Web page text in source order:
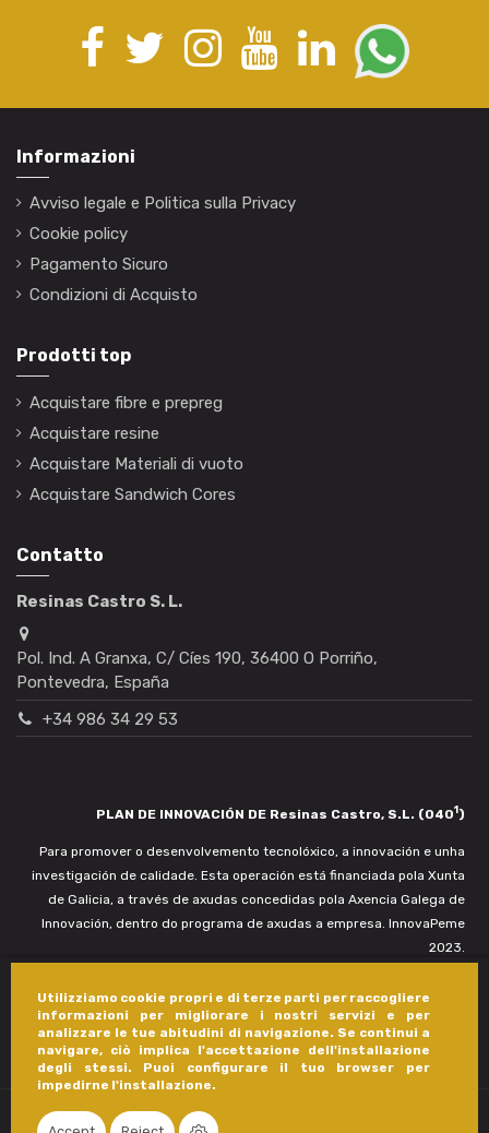
Utilizziamo cookie propri e di terze parti per raccogliere
informazioni per migliorare i nostri servizi e per
analizzare le tue abitudini di navigazione. Se continui a
navigare, ciò implica l'accettazione dell'installazione
degli stessi. Puoi configurare il tuo browser per
impedirne l'installazione.
Informazioni
Avviso legale e Politica sulla Privacy
Cookie policy
Pagamento Sicuro
Condizioni di Acquisto
Prodotti top
Acquistare fibre e prepreg
Acquistare resine
Acquistare Materiali di vuoto
Acquistare Sandwich Cores
Contatto
Resinas Castro S. L.
Pol. Ind. A Granxa, C/ Cíes 190, 36400 O Porriño,
Pontevedra, España
+34 986 34 29 53
PLAN DE INNOVACIÓN DE Resinas Castro, S.L. (0401)
Para promover o desenvolvemento tecnolóxico, a innovación e unha
investigación de calidade. Esta operación está financiada pola Xunta
de Galicia, a través de axudas concedidas pola Axencia Galega de
Innovación, dentro do programa de axudas a empresa. InnovaPeme
2023.